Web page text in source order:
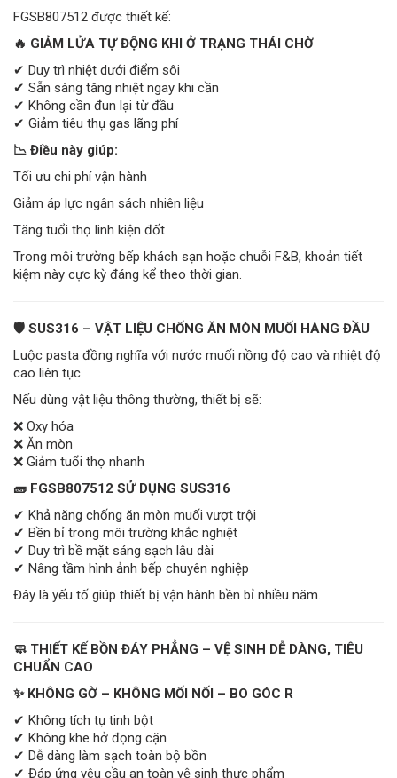
FGSB807512 được thiết kế:
🔥 GIẢM LỬA TỰ ĐỘNG KHI Ở TRẠNG THÁI CHỜ
✔ Duy trì nhiệt dưới điểm sôi
✔ Sẵn sàng tăng nhiệt ngay khi cần
✔ Không cần đun lại từ đầu
✔ Giảm tiêu thụ gas lãng phí
📉 Điều này giúp:
Tối ưu chi phí vận hành
Giảm áp lực ngân sách nhiên liệu
Tăng tuổi thọ linh kiện đốt
Trong môi trường bếp khách sạn hoặc chuỗi F&B, khoản tiết
kiệm này cực kỳ đáng kể theo thời gian.
🛡 SUS316 – VẬT LIỆU CHỐNG ĂN MÒN MUỐI HÀNG ĐẦU
Luộc pasta đồng nghĩa với nước muối nồng độ cao và nhiệt độ
cao liên tục.
Nếu dùng vật liệu thông thường, thiết bị sẽ:
❌ Oxy hóa
❌ Ăn mòn
❌ Giảm tuổi thọ nhanh
🧱 FGSB807512 SỬ DỤNG SUS316
✔ Khả năng chống ăn mòn muối vượt trội
✔ Bền bỉ trong môi trường khắc nghiệt
✔ Duy trì bề mặt sáng sạch lâu dài
✔ Nâng tầm hình ảnh bếp chuyên nghiệp
Đây là yếu tố giúp thiết bị vận hành bền bỉ nhiều năm.
🧼 THIẾT KẾ BỒN ĐÁY PHẲNG – VỆ SINH DỄ DÀNG, TIÊU
CHUẨN CAO
✨ KHÔNG GỜ – KHÔNG MỐI NỐI – BO GÓC R
✔ Không tích tụ tinh bột
✔ Không khe hở đọng cặn
✔ Dễ dàng làm sạch toàn bộ bồn
✔ Đáp ứng yêu cầu an toàn vệ sinh thực phẩm